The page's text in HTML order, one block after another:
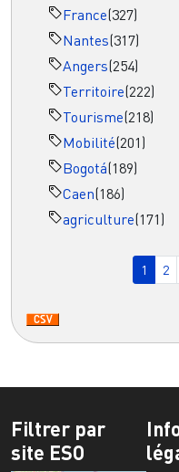
France(327)
Nantes(317)
Angers(254)
Territoire(222)
Tourisme(218)
Mobilité(201)
Bogotá(189)
Caen(186)
agriculture(171)
Page
1 2
Filtrer par
site ESO